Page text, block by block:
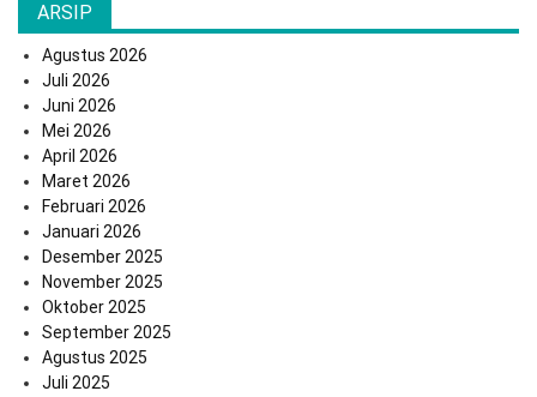
ARSIP
Agustus 2026
Juli 2026
Juni 2026
Mei 2026
April 2026
Maret 2026
Februari 2026
Januari 2026
Desember 2025
November 2025
Oktober 2025
September 2025
Agustus 2025
Juli 2025